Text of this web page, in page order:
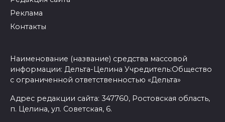
Реклама
Контакты
Наименование (название) средства массовой
информации: Дельта-Целина Учредитель:Общество
с ограниченной ответственностью «Дельта»
Адрес редакции сайта: 347760, Ростовская область,
п. Целина, ул. Советская, 6.